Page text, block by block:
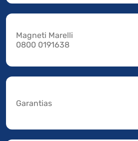
Magneti Marelli
0800 0191638
Garantias